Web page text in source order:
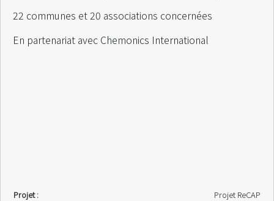
22 communes et 20 associations concernées
En partenariat avec Chemonics International
Projet :
Projet ReCAP